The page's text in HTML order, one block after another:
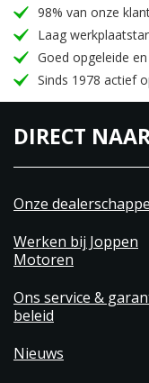
98% van onze
Laag
Goed opgeleide
Sinds 1978 actief
DIRECT
Onze
Werken bij Joppen
Motoren
Ons service &
beleid
Nieuws